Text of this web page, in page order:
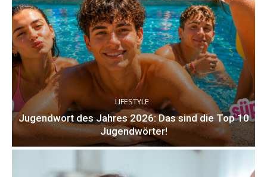
LIFESTYLE
Jugendwort des Jahres 2026: Das sind die Top 10
Jugendwörter!